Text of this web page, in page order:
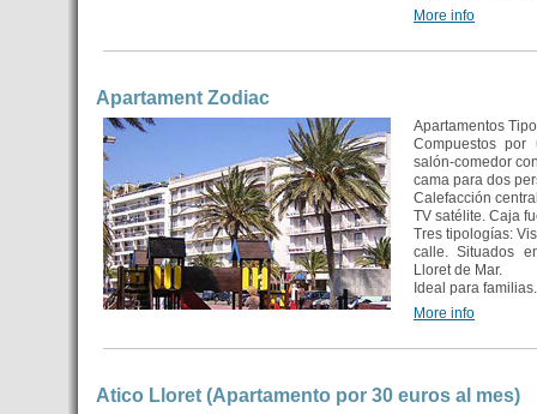
More info
Apartament Zodiac
Apartamentos
Compuestos
salón-comedor
cama para dos
Calefacción
TV satélite. Caja
Tres tipologías:
calle. Situados
Lloret de Mar.
Ideal para familias.
More info
Atico Lloret (Apartamento por 30 euros al mes)